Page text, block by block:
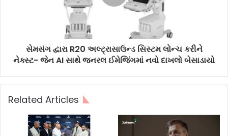
સેમસંગ દ્વારા R20 અલ્ટ્રાસાઉન્ડ સિસ્ટમ લોન્ચ કરીને
નેક્સ્ટ- જેન AI સાથે જનરલ ઈમેજિંગમાં નવો દાખલો બેસાડાયો
Related Articles